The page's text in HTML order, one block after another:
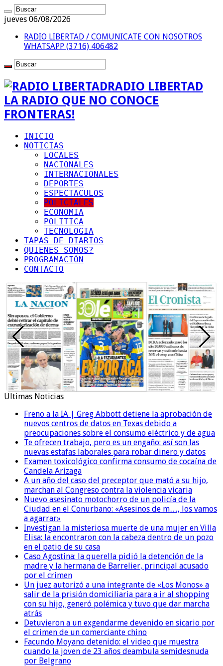
jueves 06/08/2026
RADIO LIBERTAD / COMUNICATE CON NOSOTROS
WHATSAPP (3716) 406482
RADIO LIBERTAD
LA RADIO QUE NO CONOCE
FRONTERAS!
INICIO
NOTICIAS
LOCALES
NACIONALES
INTERNACIONALES
DEPORTES
ESPECTACULOS
POLICIALES
ECONOMIA
POLITICA
TECNOLOGIA
TAPAS DE DIARIOS
QUIENES SOMOS?
PROGRAMACIÓN
CONTACTO
Ultimas Noticias
Freno a la IA | Greg Abbott detiene la aprobación de
nuevos centros de datos en Texas debido a
preocupaciones sobre el consumo eléctrico y de agua
Te ofrecen trabajo, pero es un engaño: así son las
nuevas estafas laborales para robar dinero y datos
Examen toxicológico confirma consumo de cocaína de
Candela Arizaga
A un año del caso del preceptor que mató a su hijo,
marchan al Congreso contra la violencia vicaria
Nuevo asesinato motochorro de un policía de la
Ciudad en el Conurbano: «Asesinos de m…, los vamos
a agarrar»
Investigan la misteriosa muerte de una mujer en Villa
Elisa: la encontraron con la cabeza dentro de un pozo
en el patio de su casa
Caso Agostina: la querella pidió la detención de la
madre y la hermana de Barrelier, principal acusado
por el crimen
Un juez autorizó a una integrante de «Los Monos» a
salir de la prisión domiciliaria para a ir al shopping
con su hijo, generó polémica y tuvo que dar marcha
atrás
Detuvieron a un exgendarme devenido en sicario por
el crimen de un comerciante chino
Facundo Moyano detenido: el video que muestra
cuando la joven de 23 años deambula semidesnuda
por Belgrano